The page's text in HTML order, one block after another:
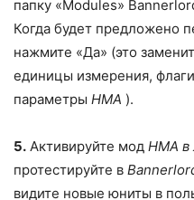
папку «Modules»
Когда будет предложено
нажмите «Да» (это
единицы измерения,
параметры HMA ).
5. Активируйте мод HMA в
протестируйте в
видите новые юниты в